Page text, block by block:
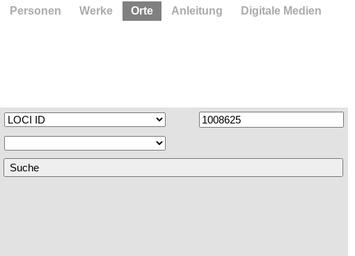
Personen Werke Orte Anleitung Digitale Medien